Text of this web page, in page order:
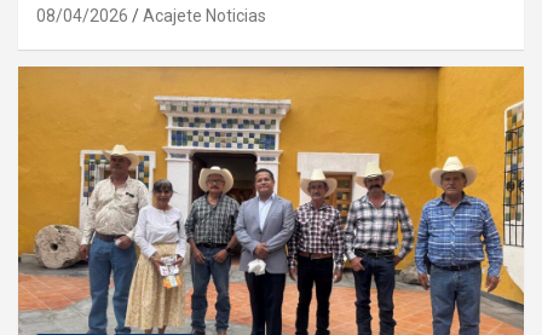
08/04/2026 Acajete Noticias